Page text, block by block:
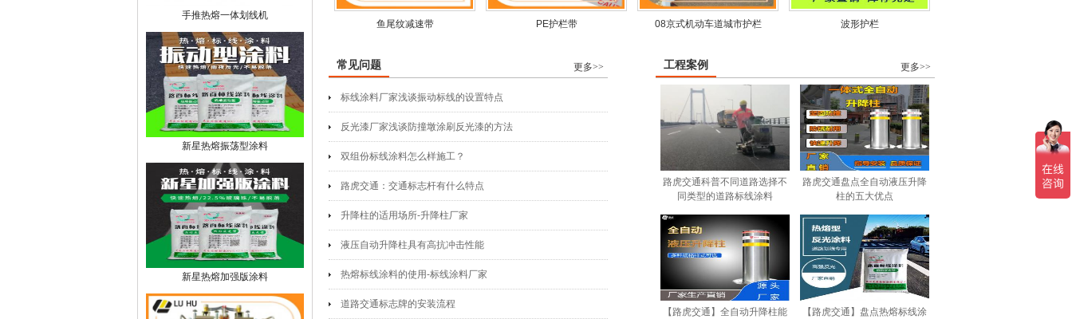
手推热熔一体划线机
新星热熔振荡型涂料
新星热熔加强版涂料
鱼尾纹减速带 PE护栏带 08京式机动车道城市护栏 波形护栏
常见问题 更多>>
标线涂料厂家浅谈振动标线的设置特点
反光漆厂家浅谈防撞墩涂刷反光漆的方法
双组份标线涂料怎么样施工？
路虎交通：交通标志杆有什么特点
升降柱的适用场所-升降柱厂家
液压自动升降柱具有高抗冲击性能
热熔标线涂料的使用-标线涂料厂家
道路交通标志牌的安装流程
工程案例 更多>>
路虎交通科普不同道路选择不
同类型的道路标线涂料
路虎交通盘点全自动液压升降
柱的五大优点
【路虎交通】全自动升降柱能
【路虎交通】盘点热熔标线涂